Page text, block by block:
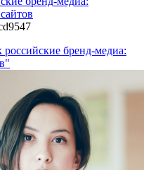
бренд-медиа: